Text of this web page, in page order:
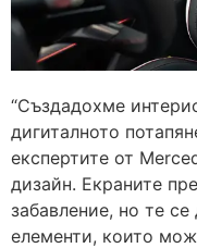
“Създадохме
дигиталното
експертите от
дизайн. Екраните
забавление, но те
елементи, които